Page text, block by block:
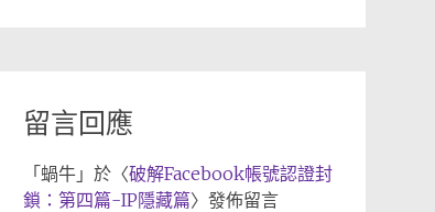
留言回應
「 蝸牛」於〈破解Facebook帳號認證封
鎖：第四篇-IP隱藏篇〉發佈留言